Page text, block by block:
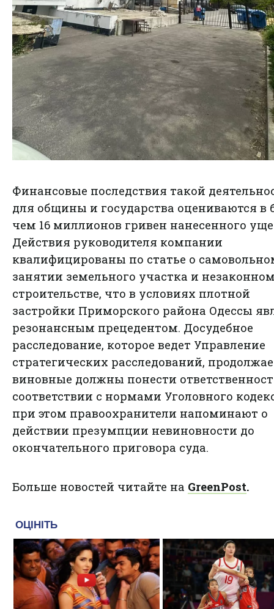
Финансовые последствия такой
для общины и государства оцениваются в
чем 16 миллионов гривен нанесенного
Действия руководителя компании
квалифицированы по статье о
занятии земельного участка и
строительстве, что в условиях плотной
застройки Приморского района Одессы
резонансным прецедентом. Досудебное
расследование, которое ведет Управление
стратегических расследований,
виновные должны понести
соответствии с нормами Уголовного
при этом правоохранители напоминают о
действии презумпции невиновности до
окончательного приговора суда.
Больше новостей читайте на GreenPost.